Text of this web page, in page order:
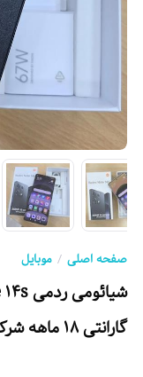
صفحه اصلی موبایل
گارانتی 18 ماهه شرکتی و کد فعالسازی پک و رام گلوبال